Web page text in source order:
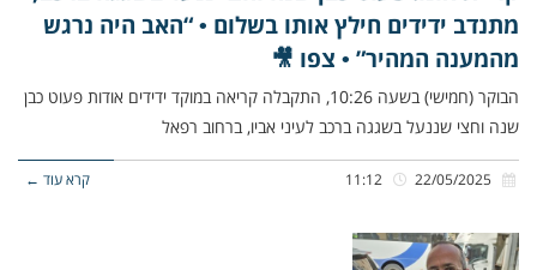
מתנדב ידידים חילץ אותו בשלום • “האב היה נרגש
מהמענה המהיר” • צפו 🎥
הבוקר (חמישי) בשעה 10:26, התקבלה קריאה במוקד ידידים אודות פעוט כבן
שנה וחצי שננעל בשגגה ברכב לעיני אביו, ברחוב רפאל
קרא עוד ←